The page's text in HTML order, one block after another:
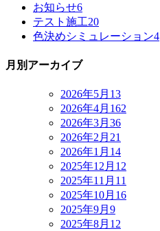
お知らせ6
テスト施工20
色決めシミュレーション4
月別アーカイブ
2026年5月 13
2026年4月 162
2026年3月 36
2026年2月 21
2026年1月 14
2025年12月 12
2025年11月 11
2025年10月 16
2025年9月 9
2025年8月 12